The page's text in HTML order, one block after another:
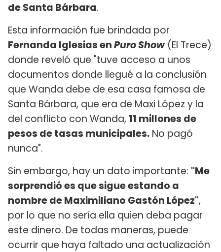
de Santa Bárbara.
Esta información fue brindada por
Fernanda Iglesias enPuro Show(El Trece)
donde reveló que "tuve acceso a unos
documentos donde llegué a la conclusión
que Wanda debe de esa casa famosa de
Santa Bárbara, que era de Maxi López y la
del conflicto con Wanda, 11 millones de
pesos de tasas municipales. No pagó
nunca".
Sin embargo, hay un dato importante: "Me
sorprendió es que sigue estando a
nombre de Maximiliano Gastón López",
por lo que no sería ella quien deba pagar
este dinero. De todas maneras, puede
ocurrir que haya faltado una actualización